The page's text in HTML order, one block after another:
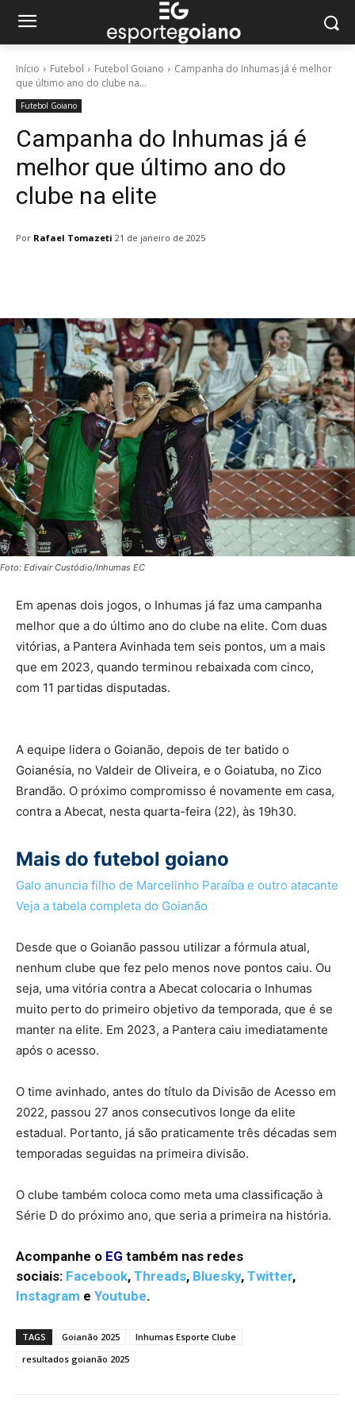
Início Futebol Futebol Goiano
Campanha do Inhumas já é melhor
que último ano do clube na...
Futebol Goiano
Campanha do Inhumas já é
melhor que último ano do
clube na elite
Por Rafael Tomazeti 21 de janeiro de 2025
Foto: Edivair Custódio/Inhumas EC
Em apenas dois jogos, o Inhumas já faz uma campanha
melhor que a do último ano do clube na elite. Com duas
vitórias, a Pantera Avinhada tem seis pontos, um a mais
que em 2023, quando terminou rebaixada com cinco,
com 11 partidas disputadas.
A equipe lidera o Goianão, depois de ter batido o
Goianésia, no Valdeir de Oliveira, e o Goiatuba, no Zico
Brandão. O próximo compromisso é novamente em casa,
contra a Abecat, nesta quarta-feira (22), às 19h30.
Mais do futebol goiano
Galo anuncia filho de Marcelinho Paraíba e outro atacante
Veja a tabela completa do Goianão
Desde que o Goianão passou utilizar a fórmula atual,
nenhum clube que fez pelo menos nove pontos caiu. Ou
seja, uma vitória contra a Abecat colocaria o Inhumas
muito perto do primeiro objetivo da temporada, que é se
manter na elite. Em 2023, a Pantera caiu imediatamente
após o acesso.
O time avinhado, antes do título da Divisão de Acesso em
2022, passou 27 anos consecutivos longe da elite
estadual. Portanto, já são praticamente três décadas sem
temporadas seguidas na primeira divisão.
O clube também coloca como meta uma classificação à
Série D do próximo ano, que seria a primeira na história.
Acompanhe o EG também nas redes
sociais: Facebook, Threads, Bluesky, Twitter,
Instagram e Youtube.
TAGS Goianão 2025
Inhumas Esporte Clube
resultados goianão 2025